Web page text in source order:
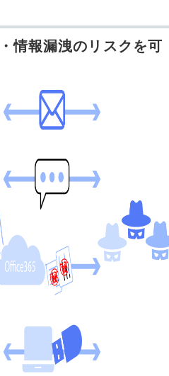
情報漏洩のリスクを可